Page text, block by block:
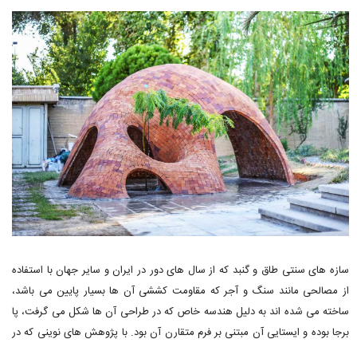
سازه های سنتی طاق و گنبد که از سال های دور در ایران و سایر جهان با استفاده
از مصالحی مانند سنگ و آجر که مقاومت کششی آن ها بسیار پایین می باشد،
ساخته می شده اند به دلیل هندسه خاص که در طراحی آن ها شکل می گرفت، پا
برجا بوده و ایستایی آن مبتنی بر فرم متقارن آن بود. با پژوهش های نوینی که در